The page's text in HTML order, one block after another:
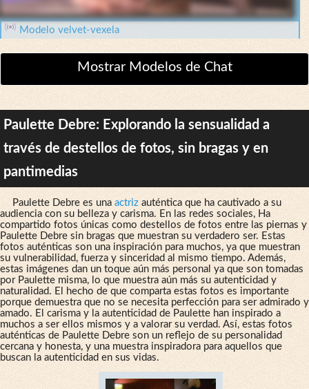
Modelo velvet-vexela
Mostrar Modelos de Chat
Paulette Debre: Explorando la sensualidad a
través de destellos de fotos, sin bragas y en
pantimedias
Paulette Debre es una actrizauténtica que ha cautivado a su
audiencia con su belleza y carisma. En las redes sociales, Ha
compartido fotos únicas como destellos de fotos entre las piernas y
Paulette Debre sin bragas que muestran su verdadero ser. Estas
fotos auténticas son una inspiración para muchos, ya que muestran
su vulnerabilidad, fuerza y ​​sinceridad al mismo tiempo. Además,
estas imágenes dan un toque aún más personal ya que son tomadas
por Paulette misma, lo que muestra aún más su autenticidad y
naturalidad. El hecho de que comparta estas fotos es importante
porque demuestra que no se necesita perfección para ser admirado y
amado. El carisma y la autenticidad de Paulette han inspirado a
muchos a ser ellos mismos y a valorar su verdad. Así, estas fotos
auténticas de Paulette Debre son un reflejo de su personalidad
cercana y honesta, y una muestra inspiradora para aquellos que
buscan la autenticidad en sus vidas.